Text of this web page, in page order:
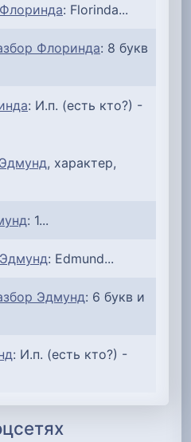
: Florinda...
Флоринда: 8 букв
: И.п. (есть кто?) -
, характер,
: 1...
: Edmund...
Эдмунд: 6 букв и
: И.п. (есть кто?) -